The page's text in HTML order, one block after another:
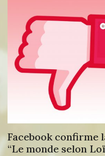
nouvelle
censuré…
raisons
!
Facebook confirme
“Le monde selon